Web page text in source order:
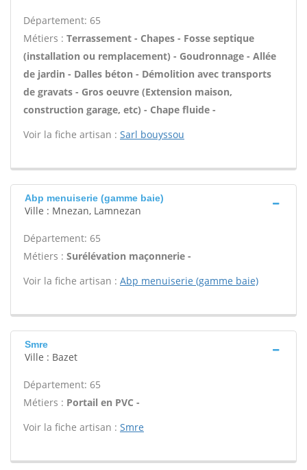
Département: 65
Métiers : Terrassement - Chapes - Fosse septique
(installation ou remplacement) - Goudronnage - Allée
de jardin - Dalles béton - Démolition avec transports
de gravats - Gros oeuvre (Extension maison,
construction garage, etc) - Chape fluide -
Voir la fiche artisan : Sarl bouyssou
Abp menuiserie (gamme baie)
Ville : Mnezan, Lamnezan
Département: 65
Métiers : Surélévation maçonnerie -
Voir la fiche artisan : Abp menuiserie (gamme baie)
Smre
Ville : Bazet
Département: 65
Métiers : Portail en PVC -
Voir la fiche artisan : Smre